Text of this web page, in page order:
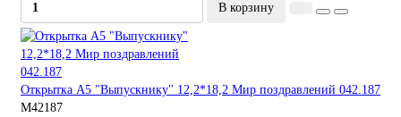
В корзину
Открытка А5 "Выпускнику" 12,2*18,2 Мир поздравлений 042.187
М42187